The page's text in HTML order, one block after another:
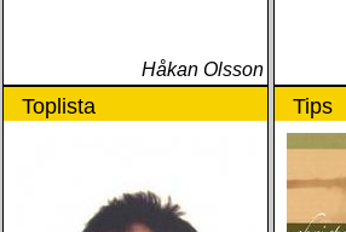
Håkan Olsson
Toplista Tips